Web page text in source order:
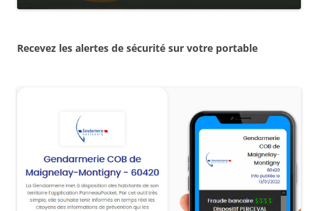
Recevez les alertes de sécurité sur votre portable